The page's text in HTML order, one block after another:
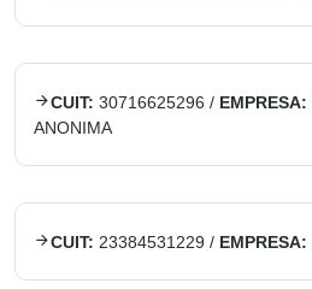
CUIT: 30716625296 / EMPRESA:
ANONIMA
CUIT: 23384531229 / EMPRESA: